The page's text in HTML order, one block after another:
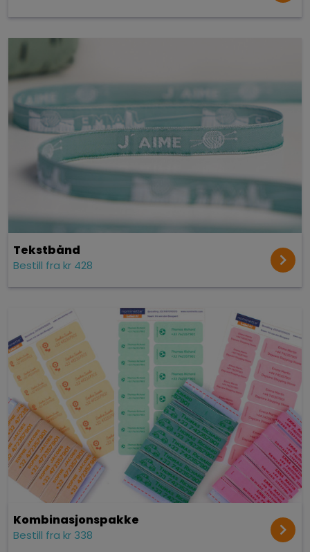
Tekst­bånd
Bestill fra kr 428
Kombinasjonspakke
Bestill fra kr 338